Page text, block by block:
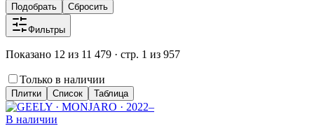
Подобрать Сбросить
Фильтры
Показано 12 из 11 479 · стр. 1 из 957
Только в наличии
Плитки Список Таблица
В наличии